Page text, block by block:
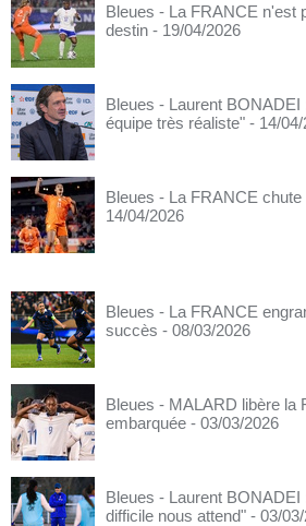
Bleues - La FRANCE n'est
destin - 19/04/2026
Bleues - Laurent
équipe très réaliste" - 14/
Bleues - La FRANCE
14/04/2026
Bleues - La FRANCE
succès - 08/03/2026
Bleues - MALARD libère la
embarquée - 03/03/2026
Bleues - Laurent
difficile nous attend" - 03/